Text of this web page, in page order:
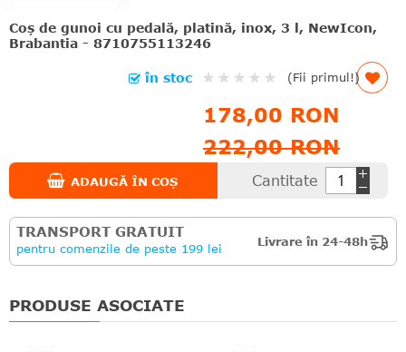
Coş de gunoi cu pedală, platină, inox, 3 l, NewIcon,
Brabantia - 8710755113246
Rating:
(Fii primul!)
în stoc
178,00 RON
222,00 RON
Cantitate
ADAUGĂ ÎN COȘ
TRANSPORT GRATUIT
pentru comenzile de peste 199 lei
Livrare în 24-48h
PRODUSE ASOCIATE